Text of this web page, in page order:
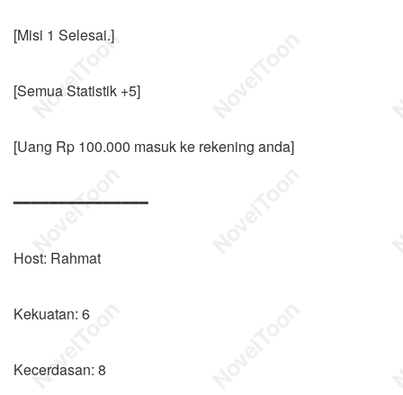
[Misi 1 Selesai.]
[Semua Statistik +5]
[Uang Rp 100.000 masuk ke rekening anda]
━━━━━━━━━━━━━━━
Host: Rahmat
Kekuatan: 6
Kecerdasan: 8